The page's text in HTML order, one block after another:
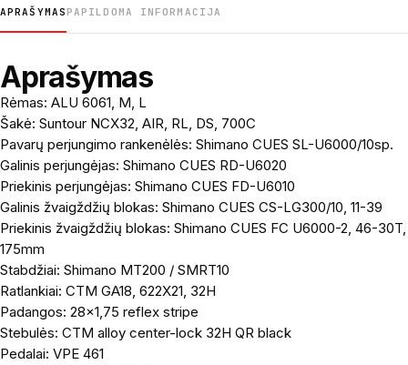
APRAŠYMAS PAPILDOMA INFORMACIJA
Aprašymas
Rėmas: ALU 6061, M, L
Šakė: Suntour NCX32, AIR, RL, DS, 700C
Pavarų perjungimo rankenėlės: Shimano CUES SL-U6000/10sp.
Galinis perjungėjas: Shimano CUES RD-U6020
Priekinis perjungėjas: Shimano CUES FD-U6010
Galinis žvaigždžių blokas: Shimano CUES CS-LG300/10, 11-39
Priekinis žvaigždžių blokas: Shimano CUES FC U6000-2, 46-30T,
175mm
Stabdžiai: Shimano MT200 / SMRT10
Ratlankiai: CTM GA18, 622X21, 32H
Padangos: 28×1,75 reflex stripe
Stebulės: CTM alloy center-lock 32H QR black
Pedalai: VPE 461